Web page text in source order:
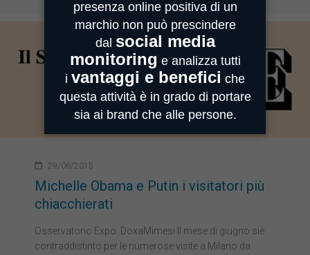
29/06/2015
Michelle Obama e Putin i visitatori più
chiacchierati
Osservatorio Expo. Doxa­Mimesi Il mese di giugno siè
contraddistinto per le numerose visite a Milano da